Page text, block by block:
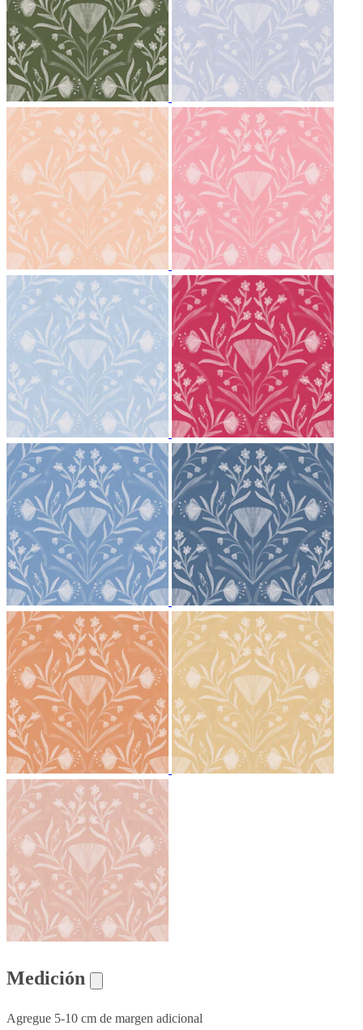
Medición
Agregue 5-10 cm de margen adicional